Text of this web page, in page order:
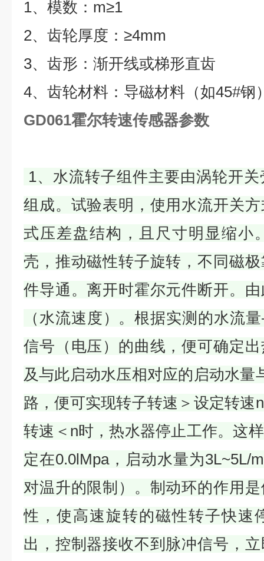
1、模数：m≥1
2、齿轮厚度：≥4mm
3、齿形：渐开线或梯形直齿
4、齿轮材料：导磁材料（如45#钢
GD061霍尔转速传感器参数
1、水流转子组件主要由涡轮开
组成。试验表明，使用水流开关
式压差盘结构，且尺寸明显缩小
壳，推动磁性转子旋转，不同磁
件导通。离开时霍尔元件断开。
（水流速度）。根据实测的水
信号（电压）的曲线，便可确定
及与此启动水压相对应的启动水量
路，便可实现转子转速＞设定转速
转速＜n时，热水器停止工作。这
定在0.0lMpa，启动水量为3L~5L/
对温升的限制）。制动环的作用
性，使高速旋转的磁性转子快速
出，控制器接收不到脉冲信号，